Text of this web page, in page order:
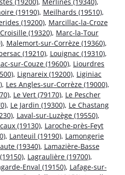
(19190), Meilhards (19510),
(19200), Marcillac-la-Croze
(19320), Marc-la-Tour
, Malemort-sur-Corrèze (19360),
(19210), Louignac (19310),
sur-Couze (19600), Liourdres
, Lignareix (19200), Liginiac
, Les Angles-sur-Corrèze (19000),
, Le Vert (79170), Le Pescher
, Le Jardin (19300), Le Chastang
, Laval-sur-Luzège (19550),
(19130), Laroche-près-Feyt
, Lanteuil (19190), Lamongerie
(19340), Lamazière-Basse
, Lagraulière (19700),
Enval (19150), Lafage-sur-